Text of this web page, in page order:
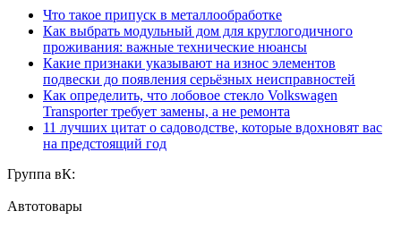
Что такое припуск в металлообработке
Как выбрать модульный дом для круглогодичного
проживания: важные технические нюансы
Какие признаки указывают на износ элементов
подвески до появления серьёзных неисправностей
Как определить, что лобовое стекло Volkswagen
Transporter требует замены, а не ремонта
11 лучших цитат о садоводстве, которые вдохновят вас
на предстоящий год
Группа вК:
Автотовары